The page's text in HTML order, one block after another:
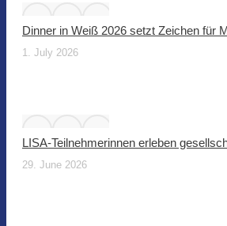
Dinner in Weiß 2026 setzt Zeichen für
1. July 2026
LISA-Teilnehmerinnen erleben
29. June 2026